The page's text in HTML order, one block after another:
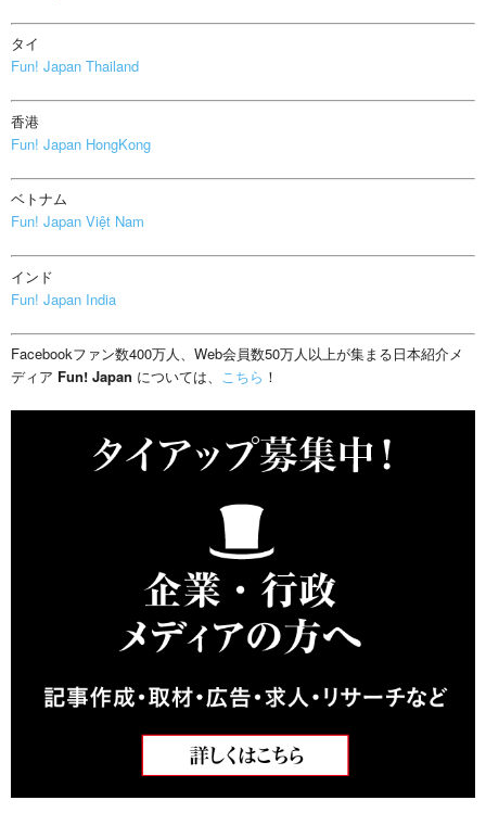
タイ
Fun! Japan Thailand
香港
Fun! Japan HongKong
ベトナム
Fun! Japan Việt Nam
インド
Fun! Japan India
Facebookファン数400万人、Web会員数50万人以上が集まる日本紹介メ
ディア Fun! Japan については、 こちら ！